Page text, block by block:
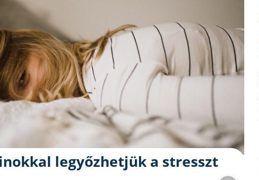
legyőzhetjük a stresszt